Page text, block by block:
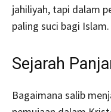
jahiliyah, tapi dalam
paling suci bagi Islam.
Sejarah
Bagaimana salib